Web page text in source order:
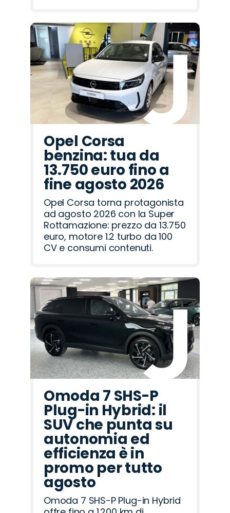
Opel Corsa
benzina: tua da
13.750 euro fino a
fine agosto 2026
Opel Corsa torna protagonista
ad agosto 2026 con la Super
Rottamazione: prezzo da 13.750
euro, motore 1.2 turbo da 100
CV e consumi contenuti.
Omoda 7 SHS-P
Plug-in Hybrid: il
SUV che punta su
autonomia ed
efficienza è in
promo per tutto
agosto
Omoda 7 SHS-P Plug-in Hybrid